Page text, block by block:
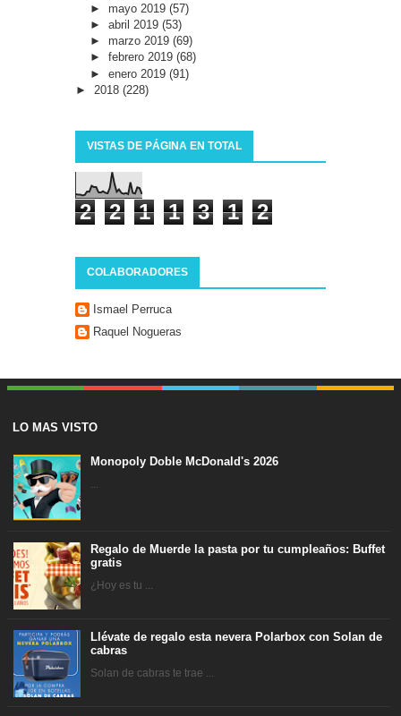
► mayo 2019 (57)
► abril 2019 (53)
► marzo 2019 (69)
► febrero 2019 (68)
► enero 2019 (91)
► 2018 (228)
VISTAS DE PÁGINA EN TOTAL
2 2 1 1 3 1 2
COLABORADORES
Ismael Perruca
Raquel Nogueras
LO MAS VISTO
Monopoly Doble McDonald's 2026
...
Regalo de Muerde la pasta por tu cumpleaños: Buffet
gratis
¿Hoy es tu ...
Llévate de regalo esta nevera Polarbox con Solan de
cabras
Solan de cabras te trae ...